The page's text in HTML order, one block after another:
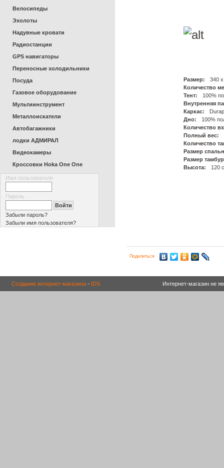
Размер:
340
Количество
Тент:
100%
Внутренняя
Каркас:
Дно:
100%
Количество
Полный вес:
Количество
Размер
Размер
Высота:
120
Поделиться
Велосипеды
Эхолоты
Надувные кровати
Радиостанции
GPS навигаторы
Переносные холодильники
Посуда
Газовое оборудование
Мультиинструмент
Металлоискатели
Автобагажники
лодки АДМИРАЛ
Видеокамеры
Кроссовки Hoka One One
Имя пользователя
Пароль
Забыли пароль?
Забыли имя пользователя?
Создание интернет-магазина - IDS Интернет-магазин не